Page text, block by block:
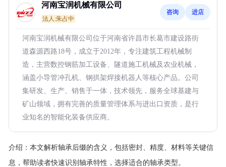
河南宝润机械有限公司
法人:朱占中
咨询 进店
河南宝润机械有限公司位于河南省许昌市长葛市建设路街
道森源西路18号，成立于2012年，专注建筑工程机械制
造，主营数控钢筋加工设备、隧道施工机械及农业机械，
涵盖小导管冲孔机、钢拱架焊接机器人等核心产品。公司
集研发、生产、销售于一体，技术领先，服务全球基建与
矿山领域，拥有完善的质量管理体系与进出口资质，是行
业知名的智能化装备供应商。
介绍： 本文解析轴承后缀的含义，包括密封、精度、材料等关键信
息，帮助读者快速识别轴承特性，选择适合的轴承类型。